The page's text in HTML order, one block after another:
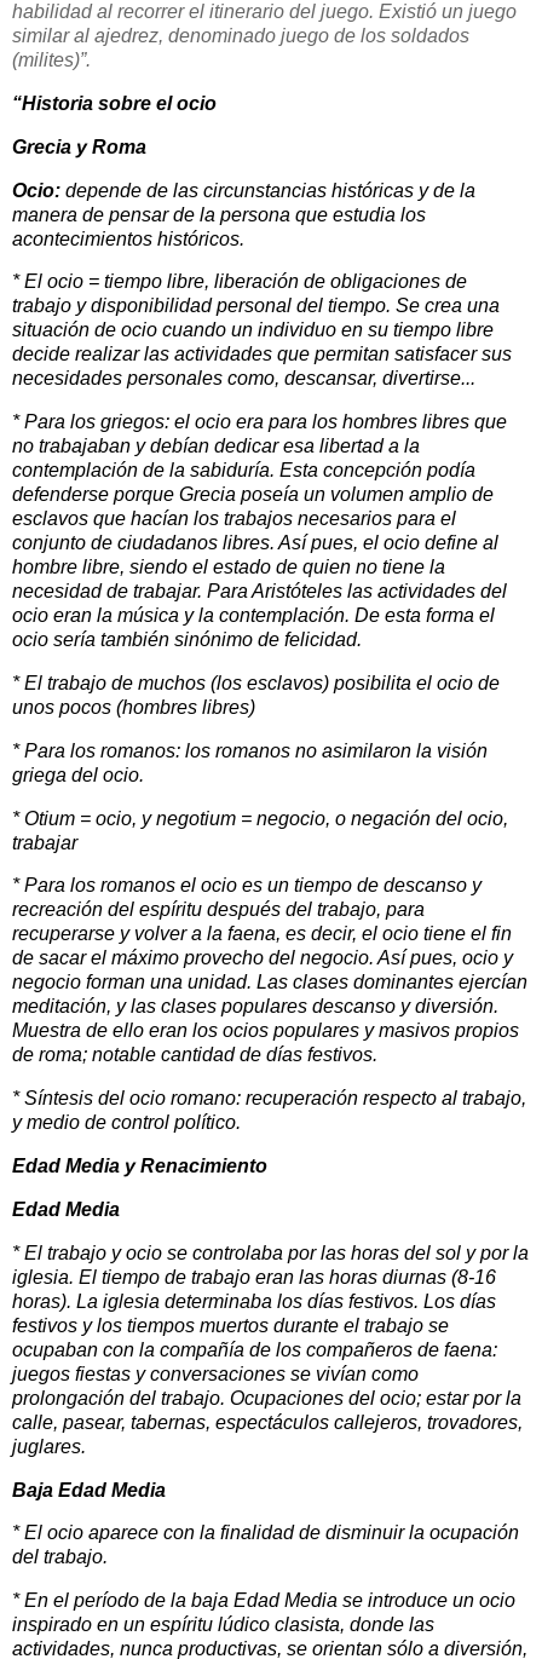
habilidad al recorrer el itinerario del juego. Existió un juego
similar al ajedrez, denominado juego de los soldados
(milites)”.
“Historia sobre el ocio
Grecia y Roma
Ocio: depende de las circunstancias históricas y de la
manera de pensar de la persona que estudia los
acontecimientos históricos.
* El ocio = tiempo libre, liberación de obligaciones de
trabajo y disponibilidad personal del tiempo. Se crea una
situación de ocio cuando un individuo en su tiempo libre
decide realizar las actividades que permitan satisfacer sus
necesidades personales como, descansar, divertirse...
* Para los griegos: el ocio era para los hombres libres que
no trabajaban y debían dedicar esa libertad a la
contemplación de la sabiduría. Esta concepción podía
defenderse porque Grecia poseía un volumen amplio de
esclavos que hacían los trabajos necesarios para el
conjunto de ciudadanos libres. Así pues, el ocio define al
hombre libre, siendo el estado de quien no tiene la
necesidad de trabajar. Para Aristóteles las actividades del
ocio eran la música y la contemplación. De esta forma el
ocio sería también sinónimo de felicidad.
* El trabajo de muchos (los esclavos) posibilita el ocio de
unos pocos (hombres libres)
* Para los romanos: los romanos no asimilaron la visión
griega del ocio.
* Otium = ocio, y negotium = negocio, o negación del ocio,
trabajar
* Para los romanos el ocio es un tiempo de descanso y
recreación del espíritu después del trabajo, para
recuperarse y volver a la faena, es decir, el ocio tiene el fin
de sacar el máximo provecho del negocio. Así pues, ocio y
negocio forman una unidad. Las clases dominantes ejercían
meditación, y las clases populares descanso y diversión.
Muestra de ello eran los ocios populares y masivos propios
de roma; notable cantidad de días festivos.
* Síntesis del ocio romano: recuperación respecto al trabajo,
y medio de control político.
Edad Media y Renacimiento
Edad Media
* El trabajo y ocio se controlaba por las horas del sol y por la
iglesia. El tiempo de trabajo eran las horas diurnas (8-16
horas). La iglesia determinaba los días festivos. Los días
festivos y los tiempos muertos durante el trabajo se
ocupaban con la compañía de los compañeros de faena:
juegos fiestas y conversaciones se vivían como
prolongación del trabajo. Ocupaciones del ocio; estar por la
calle, pasear, tabernas, espectáculos callejeros, trovadores,
juglares.
Baja Edad Media
* El ocio aparece con la finalidad de disminuir la ocupación
del trabajo.
* En el período de la baja Edad Media se introduce un ocio
inspirado en un espíritu lúdico clasista, donde las
actividades, nunca productivas, se orientan sólo a diversión,